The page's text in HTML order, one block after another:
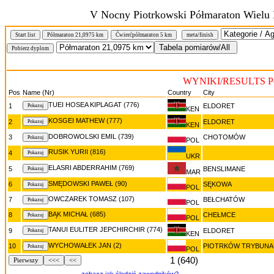
V Nocny Piotrkowski Półmaraton
Start list Półmaraton 21,0975 km Ćwierćpółmaraton 5 km meta/finish
WYNIKI/RESULTS
Pos Name (Nr) Country
City
1
TUEI HOSEA KIPLAGAT (776)
KEN ELDORET
2 KOSGEI MATHEW (777)
KEN ELDORET
3 DOBROWOLSKI EMIL (739) POL CHOTOMÓW
4 RUSIK YURII (816)
UKR
5
ELASRI ABDERRAHIM (769)
MAR BENSLIMANE
6 SMĘDOWSKI PAWEŁ (90) POL SĘKOWA
7 OWCZAREK TOMASZ (107) POL BEŁCHATÓW
8 BĄK MICHAŁ (685) POL CHEŁMCE
9 TANUI EULITER JEPCHIRCHIR (774)
KEN ELDORET
10 WYCHOWAŁEK JAN (2) POL PIOTRKÓW
Pierwszy <<< << 1 (640)